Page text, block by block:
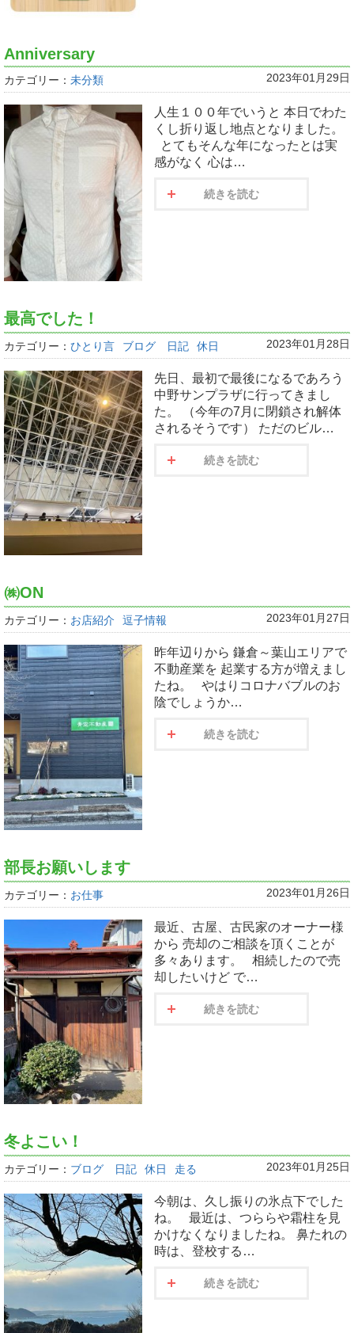
Anniversary
カテゴリー： 未分類 2023年01月29日
人生１００年でいうと 本日でわた
くし折り返し地点となりました。
とてもそんな年になったとは実
感がなく 心は…
続きを読む
最高でした！
カテゴリー： ひとり言 ブログ 日記 休日 2023年01月28日
先日、最初で最後になるであろう
中野サンプラザに行ってきまし
た。 （今年の7月に閉鎖され解体
されるそうです） ただのビル…
続きを読む
㈱ON
カテゴリー： お店紹介 逗子情報 2023年01月27日
昨年辺りから 鎌倉～葉山エリアで
不動産業を 起業する方が増えまし
たね。 やはりコロナバブルのお
陰でしょうか…
続きを読む
部長お願いします
カテゴリー： お仕事 2023年01月26日
最近、古屋、古民家のオーナー様
から 売却のご相談を頂くことが
多々あります。 相続したので売
却したいけど で…
続きを読む
冬よこい！
カテゴリー： ブログ 日記 休日 走る 2023年01月25日
今朝は、久し振りの氷点下でした
ね。 最近は、つららや霜柱を見
かけなくなりましたね。 鼻たれの
時は、登校する…
続きを読む